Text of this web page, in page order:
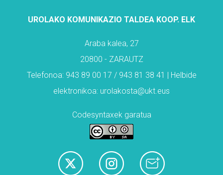
UROLAKO KOMUNIKAZIO TALDEA KOOP. ELK
Araba kalea, 27
20800 - ZARAUTZ
Telefonoa: 943 89 00 17 / 943 81 38 41 | Helbide
elektronikoa: urolakosta@ukt.eus
Codesyntaxek garatua